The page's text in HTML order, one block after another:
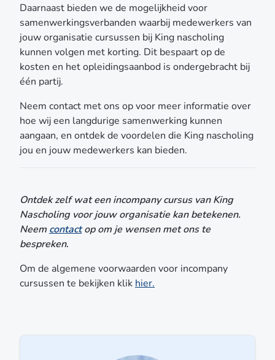
Daarnaast bieden we de mogelijkheid voor
samenwerkingsverbanden waarbij medewerkers van
jouw organisatie cursussen bij King nascholing
kunnen volgen met korting. Dit bespaart op de
kosten en het opleidingsaanbod is ondergebracht bij
één partij.
Neem contact met ons op voor meer informatie over
hoe wij een langdurige samenwerking kunnen
aangaan, en ontdek de voordelen die King nascholing
jou en jouw medewerkers kan bieden.
Ontdek zelf wat een incompany cursus van King
Nascholing voor jouw organisatie kan betekenen.
Neem contactop om je wensen met ons te
bespreken.
Om de algemene voorwaarden voor incompany
cursussen te bekijken klik hier.